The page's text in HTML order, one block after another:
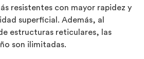
resistentes con mayor rapidez y
superficial. Además, al
estructuras reticulares, las
son ilimitadas.